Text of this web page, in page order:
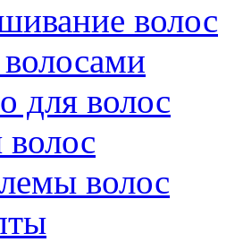
волос
для волос
волос